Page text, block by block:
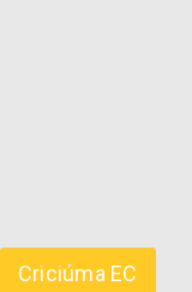
Criciúma EC